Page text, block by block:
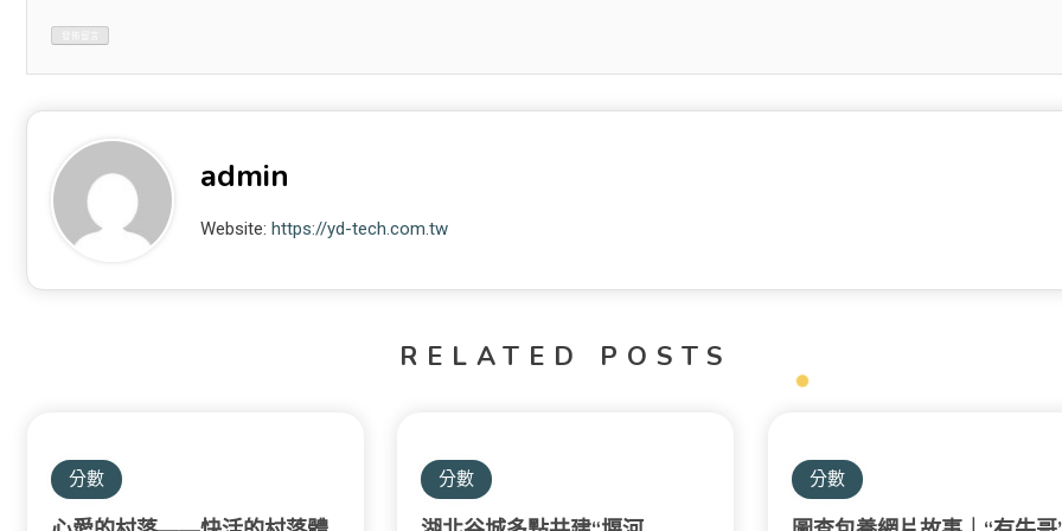
admin
Website: https://yd-tech.com.tw
RELATED POSTS
分數 分數 分數